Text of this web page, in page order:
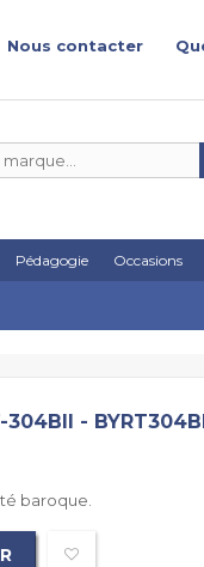
Nous contacter
Pédagogie Occasions
-
baroque.